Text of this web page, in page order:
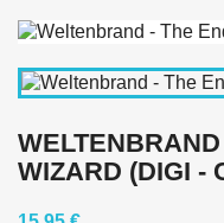
WIZARD (DIGI -